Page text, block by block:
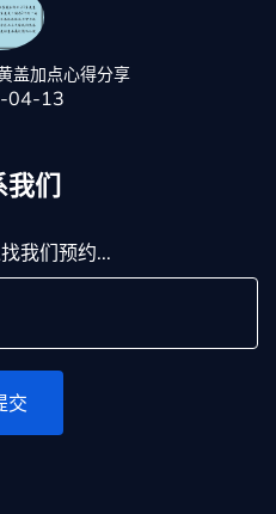
盖加点心得分享
04-13
我们
我们预约...
交